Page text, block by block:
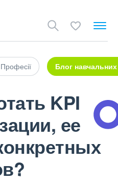
Професії Блог навчальних
KPI
ее